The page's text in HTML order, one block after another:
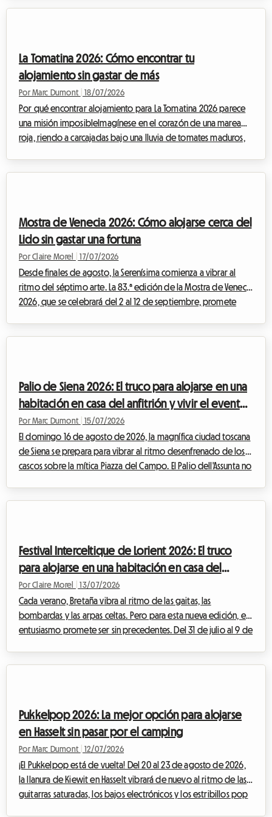
Los hoteles cuelgan el cartel de co...
La Tomatina 2026: Cómo encontrar tu
alojamiento sin gastar de más
Por Marc Dumont 18/07/2026
Por qué encontrar alojamiento para La Tomatina 2026 parece
una misión imposibleImagínese en el corazón de una marea
roja, riendo a carcajadas bajo una lluvia de tomates maduros,
celebrará el miércoles 26 de a...
Mostra de Venecia 2026: Cómo alojarse cerca del
Lido sin gastar una fortuna
Por Claire Morel 17/07/2026
Desde finales de agosto, la Serenísima comienza a vibrar al
ritmo del séptimo arte. La 83.ª edición de la Mostra de Venecia
2026, que se celebrará del 2 al 12 de septiembre, promete
cotas vertigi...
Palio de Siena 2026: El truco para alojarse en una
habitación en casa del anfitrión y vivir el evento
al mejor precio
Por Marc Dumont 15/07/2026
El domingo 16 de agosto de 2026, la magnífica ciudad toscana
de Siena se prepara para vibrar al ritmo desenfrenado de los
cascos sobre la mítica Piazza del Campo. El Palio dell'Assunta no
afluencia masiva...
Festival Interceltique de Lorient 2026: El truco
para alojarse en una habitación en casa del
anfitrión sin gastar de más
Por Claire Morel 13/07/2026
Cada verano, Bretaña vibra al ritmo de las gaitas, las
bombardas y las arpas celtas. Pero para esta nueva edición, el
entusiasmo promete ser sin precedentes. Del 31 de julio al 9 de
pregunta crucial para los...
Pukkelpop 2026: La mejor opción para alojarse
en Hasselt sin pasar por el camping
Por Marc Dumont 12/07/2026
¡El Pukkelpop está de vuelta! Del 20 al 23 de agosto de 2026,
la llanura de Kiewit en Hasselt vibrará de nuevo al ritmo de las
guitarras saturadas, los bajos electrónicos y los estribillos pop